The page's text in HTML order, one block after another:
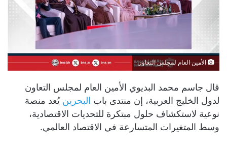
الأمين العام لمجلس التعاون
قال جاسم محمد البديوي الأمين العام لمجلس التعاون
لدول الخليج العربية، إن منتدى باب البحرين يُعد منصة
نوعية لاستكشاف حلول مبتكرة للتحديات الاقتصادية،
وسط المتغيرات المتسارعة في الاقتصاد العالمي.